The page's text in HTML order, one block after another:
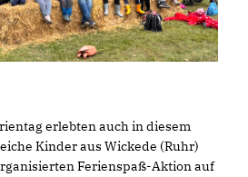
erlebten auch in diesem
Kinder aus Wickede (Ruhr)
Ferienspaß-Aktion auf